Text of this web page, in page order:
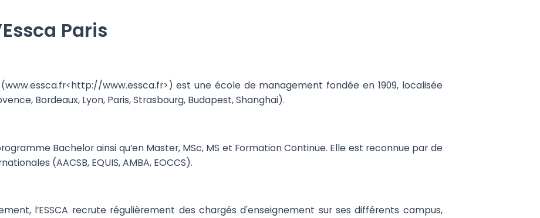
Paris
(www.essca.fr<http://www.essca.fr>) est une école de management fondée en 1909, localisée
Bordeaux, Lyon, Paris, Strasbourg, Budapest, Shanghai).
Bachelor ainsi qu’en Master, MSc, MS et Formation Continue. Elle est reconnue par de
(AACSB, EQUIS, AMBA, EOCCS).
l’ESSCA recrute régulièrement des chargés d'enseignement sur ses différents campus,